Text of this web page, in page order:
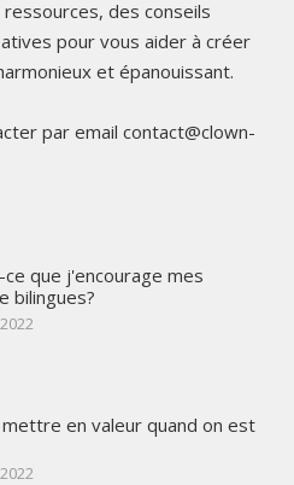
des conseils
pour vous aider à créer
et épanouissant.
par email contact@clown-
que j'encourage mes
bilingues?
en valeur quand on est